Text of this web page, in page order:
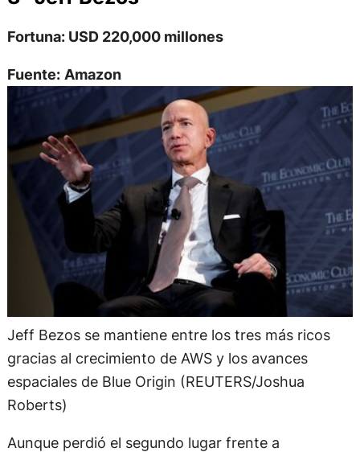
Fortuna: USD 220,000 millones
Fuente: Amazon
Jeff Bezos se mantiene entre los tres más ricos
gracias al crecimiento de AWS y los avances
espaciales de Blue Origin (REUTERS/Joshua
Roberts)
Aunque perdió el segundo lugar frente a